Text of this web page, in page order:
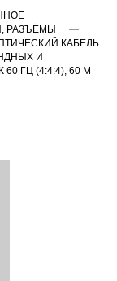
РАЗЪЁМЫ
КАБЕЛЬ
И
ГЦ (4:4:4), 60 М